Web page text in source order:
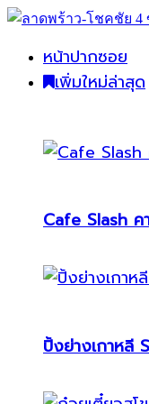
หน้าปากซอย
เพิ่มใหม่ล่าสุด
Cafe Slash ค
ปิ้งย่างเกาหลี